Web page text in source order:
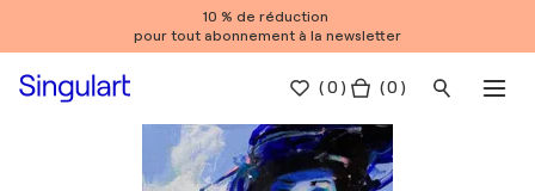
10 % de réduction
pour tout abonnement à la newsletter
(0 ) ( 0 )